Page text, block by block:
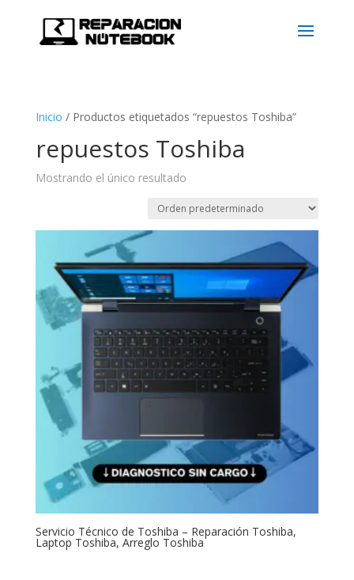
Inicio / Productos etiquetados “repuestos Toshiba”
repuestos Toshiba
Mostrando el único resultado
Servicio Técnico de Toshiba – Reparación Toshiba,
Laptop Toshiba, Arreglo Toshiba